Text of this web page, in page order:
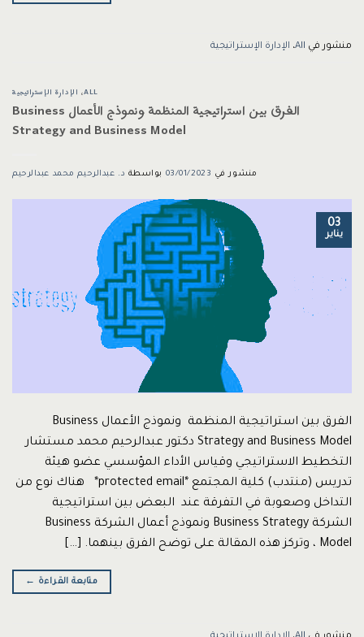
منشور في All، الإدارة الإستراتيجية
ALL، الإدارة الإستراتيجية
الفرق بين استراتيجية المنظمة ونموذج الأعمال Business
Strategy and Business Model
منشور في 03/01/2023 بواسطة د. عبدالرحيم محمد عبدالرحيم
03
يناير
الفرق بين استراتيجية المنظمة ونموذج الأعمال Business
Strategy and Business Model دكتور عبدالرحيم محمد مستشار
التخطيط الاستراتيجي وقياس الأداء المؤسسي عضو هيئة
تدريس (منتدب) كلية المجتمع *protected email* هناك نوع من
التداخل وصعوبة في التفرقة عند البعض بين استراتيجية
الشركة Business Strategy ونموذج أعمال الشركة Business
Model ، وتركز هذه المقالة على توضح الفرق بينهما. […]
متابعة القراءة ←